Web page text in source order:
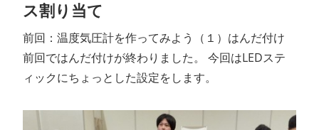
ス割り当て
前回：温度気圧計を作ってみよう（１）はんだ付け
前回ではんだ付けが終わりました。 今回はLEDステ
ィックにちょっとした設定をします。